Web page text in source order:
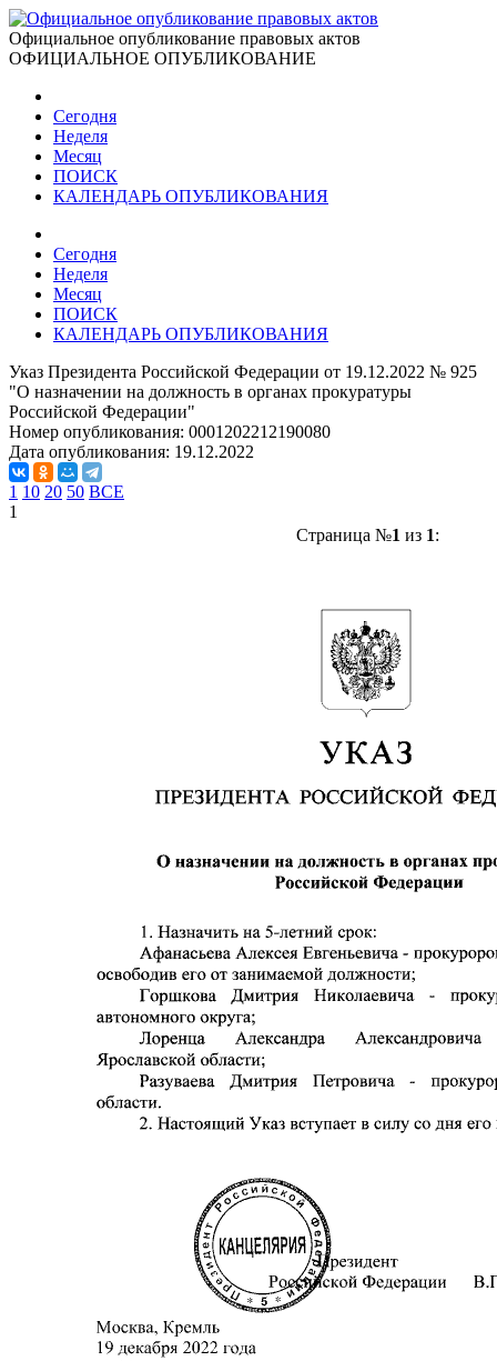
Официальное опубликование правовых актов
ОФИЦИАЛЬНОЕ ОПУБЛИКОВАНИЕ
Сегодня
Неделя
Месяц
ПОИСК
КАЛЕНДАРЬ ОПУБЛИКОВАНИЯ
Сегодня
Неделя
Месяц
ПОИСК
КАЛЕНДАРЬ ОПУБЛИКОВАНИЯ
Указ Президента Российской Федерации от 19.12.2022 № 925
"О назначении на должность в органах прокуратуры
Российской Федерации"
Номер опубликования: 0001202212190080
Дата опубликования: 19.12.2022
1 10 20 50 ВСЕ
1
Страница №1 из 1: